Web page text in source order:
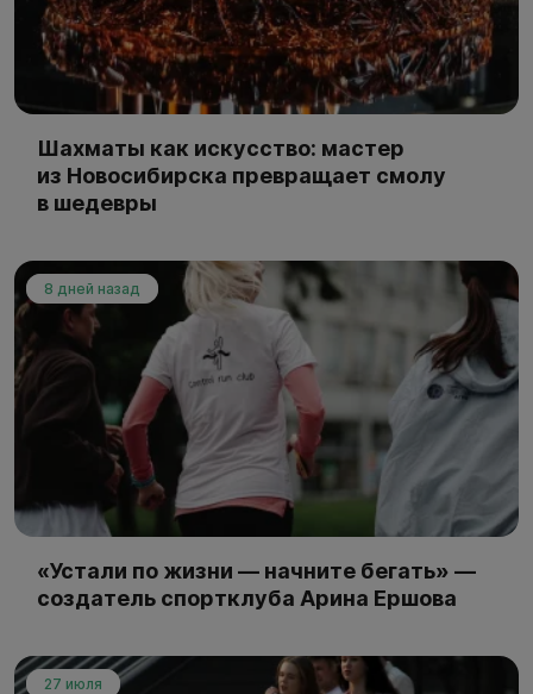
Шахматы как искусство: мастер
из Новосибирска превращает смолу
в шедевры
8 дней назад
«Устали по жизни — начните бегать» —
создатель спортклуба Арина Ершова
27 июля